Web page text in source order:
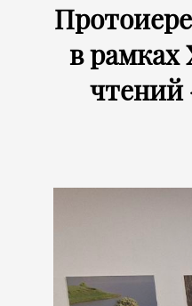
в рамках
чтений